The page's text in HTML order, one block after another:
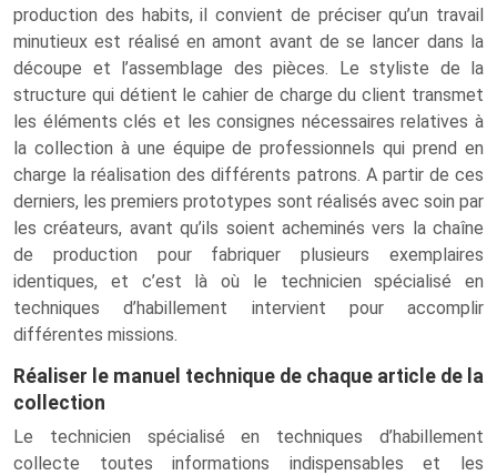
production des habits, il convient de préciser qu’un travail
minutieux est réalisé en amont avant de se lancer dans la
découpe et l’assemblage des pièces. Le styliste de la
structure qui détient le cahier de charge du client transmet
les éléments clés et les consignes nécessaires relatives à
la collection à une équipe de professionnels qui prend en
charge la réalisation des différents patrons. A partir de ces
derniers, les premiers prototypes sont réalisés avec soin par
les créateurs, avant qu’ils soient acheminés vers la chaîne
de production pour fabriquer plusieurs exemplaires
identiques, et c’est là où le technicien spécialisé en
techniques d’habillement intervient pour accomplir
différentes missions.
Réaliser le manuel technique de chaque article de la
collection
Le technicien spécialisé en techniques d’habillement
collecte toutes informations indispensables et les